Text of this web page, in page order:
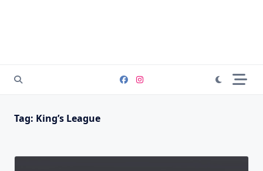
Tag: King’s League